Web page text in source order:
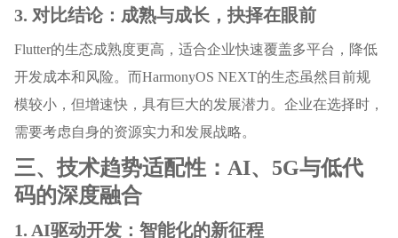
3. 对比结论：成熟与成长，抉择在眼前
Flutter的生态成熟度更高，适合企业快速覆盖多平台，降低
开发成本和风险。而HarmonyOS NEXT的生态虽然目前规
模较小，但增速快，具有巨大的发展潜力。企业在选择时，
需要考虑自身的资源实力和发展战略。
三、技术趋势适配性：AI、5G与低代
码的深度融合
1. AI驱动开发：智能化的新征程